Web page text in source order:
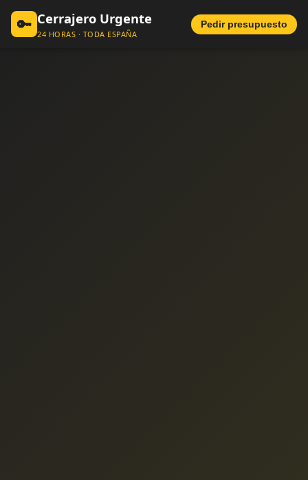
🔑 Cerrajero Urgente
24 HORAS · TODA ESPAÑA
Pedir presupuesto